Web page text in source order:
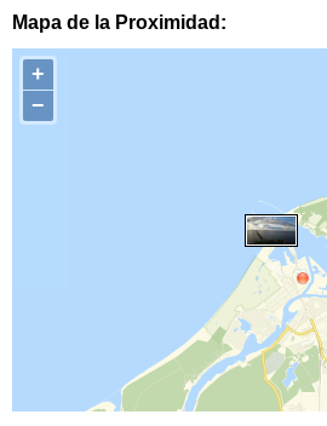
Mapa de la Proximidad:
+
−